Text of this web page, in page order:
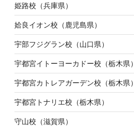
姫路校（兵庫県）
姶良イオン校（鹿児島県）
宇部フジグラン校（山口県）
宇都宮イトーヨーカドー校（栃木県）
宇都宮カトレアガーデン校（栃木県）
宇都宮トナリエ校（栃木県）
守山校（滋賀県）